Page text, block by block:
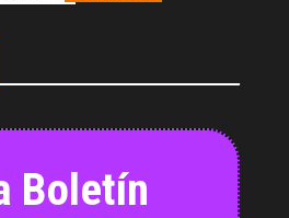
Boletín